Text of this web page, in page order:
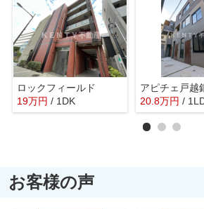
ロックフィールド
19万円 / 1DK
アピチェ戸越
20.8万円 /
お客様の声